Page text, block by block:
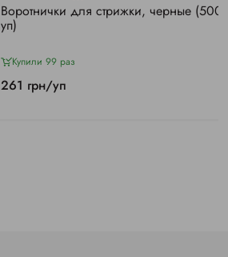
Воротнички для стрижки, черные
уп)
Купили 99 раз
261 грн/уп